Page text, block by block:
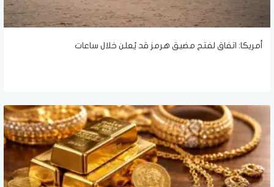
أمريكا: اتفاق لفتح مضيق هرمز قد يُعلن خلال ساعات